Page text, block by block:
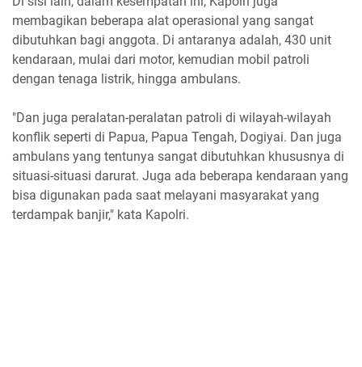
membagikan beberapa alat operasional yang sangat
dibutuhkan bagi anggota. Di antaranya adalah, 430 unit
kendaraan, mulai dari motor, kemudian mobil patroli
dengan tenaga listrik, hingga ambulans.
"Dan juga peralatan-peralatan patroli di wilayah-wilayah
konflik seperti di Papua, Papua Tengah, Dogiyai. Dan juga
ambulans yang tentunya sangat dibutuhkan khususnya di
situasi-situasi darurat. Juga ada beberapa kendaraan yang
bisa digunakan pada saat melayani masyarakat yang
terdampak banjir," kata Kapolri.